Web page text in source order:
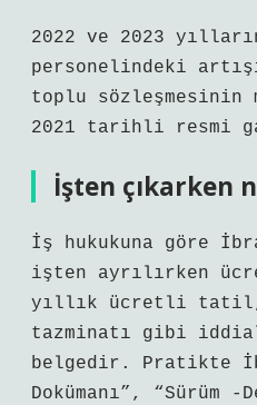
2022 ve 2023
personelindeki
toplu sözleşmesinin
2021 tarihli resmi
İşten çıkarken
İş hukukuna göre
işten ayrılırken
yıllık ücretli tatil,
tazminatı gibi
belgedir. Pratikte
Dokümanı”, “Sürüm -